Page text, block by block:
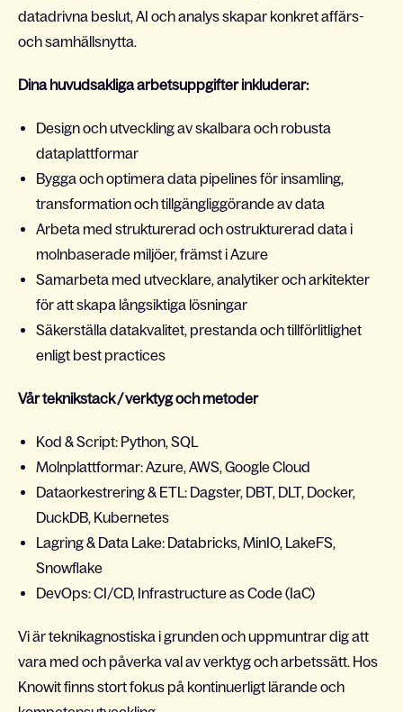
datadrivna beslut, AI och analys skapar konkret affärs-
och samhällsnytta.
Dina huvudsakliga arbetsuppgifter inkluderar:
Design och utveckling av skalbara och robusta
dataplattformar
Bygga och optimera data pipelines för insamling,
transformation och tillgängliggörande av data
Arbeta med strukturerad och ostrukturerad data i
molnbaserade miljöer, främst i Azure
Samarbeta med utvecklare, analytiker och arkitekter
för att skapa långsiktiga lösningar
Säkerställa datakvalitet, prestanda och tillförlitlighet
enligt best practices
Vår teknikstack / verktyg och metoder
Kod & Script: Python, SQL
Molnplattformar: Azure, AWS, Google Cloud
Dataorkestrering & ETL: Dagster, DBT, DLT, Docker,
DuckDB, Kubernetes
Lagring & Data Lake: Databricks, MinIO, LakeFS,
Snowflake
DevOps: CI/CD, Infrastructure as Code (IaC)
Vi är teknikagnostiska i grunden och uppmuntrar dig att
vara med och påverka val av verktyg och arbetssätt. Hos
Knowit finns stort fokus på kontinuerligt lärande och